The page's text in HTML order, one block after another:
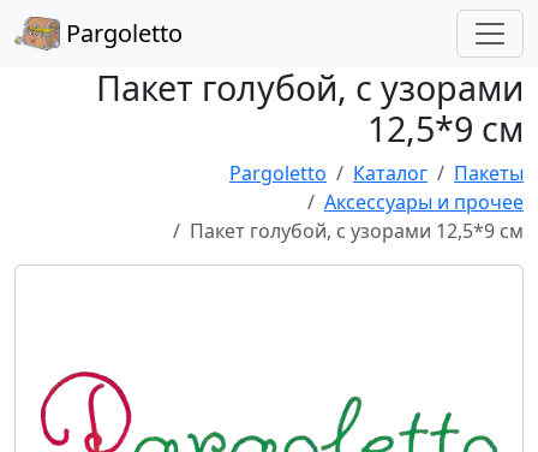
Pargoletto
Пакет голубой, с узорами
12,5*9 см
Pargoletto Каталог
Пакеты
Аксессуары и прочее
Пакет голубой, с узорами 12,5*9 см